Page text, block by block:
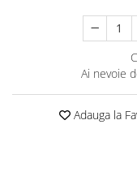
Ai nevoie
Adauga la